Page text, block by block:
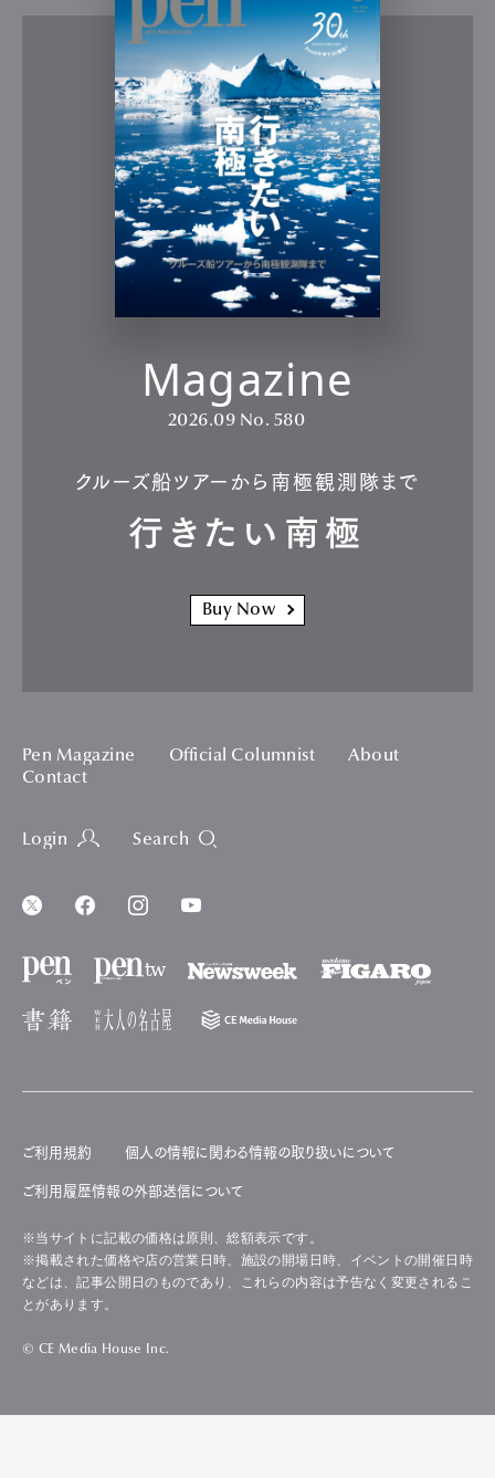
Magazine
2026.09 No. 580
クルーズ船ツアーから南極観測隊まで
行きたい南極
Buy Now
Pen Magazine Official Columnist
About
Contact
Login Search
ご利用規約 個人の情報に関わる情報の取り扱いについて
ご利用履歴情報の外部送信について
※当サイトに記載の価格は原則、総額表示です。
※掲載された価格や店の営業日時、施設の開場日時、イベントの開催日時
などは、記事公開日のものであり、これらの内容は予告なく変更されるこ
とがあります。
© CE Media House Inc.